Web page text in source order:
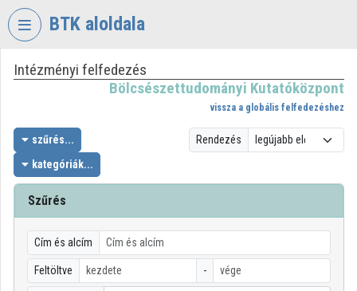
Fejléc kihagyása
BTK aloldala
VIDEOTORIUM
KUTATÓKÖZPONT
Intézményi kezdőlap
Bejelentkezés
Intézményi felfedezés
Kategóriák
Intézményi felfedezés
Bölcsészettudományi Kutatóközpont
vissza a globális felfedezéshez
szűrés...
kategóriák...
Rendezés
Szűrés
Cím és alcím
Feltöltve -